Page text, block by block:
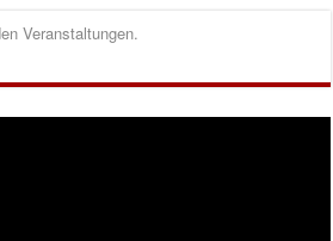
Veranstaltungen.